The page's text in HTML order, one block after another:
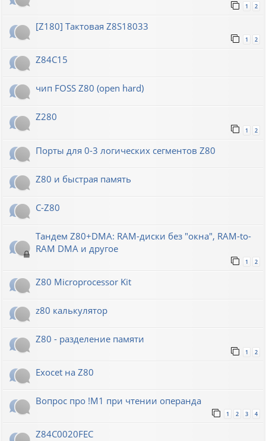
1 2
[Z180] Тактовая Z8S18033
1 2
Z84C15
чип FOSS Z80 (open hard)
Z280
1 2
Порты для 0-3 логических сегментов Z80
Z80 и быстрая память
C-Z80
Тандем Z80+DMA: RAM-диски без "окна", RAM-to-
RAM DMA и другое
1 2
Z80 Microprocessor Kit
z80 калькулятор
Z80 - разделение памяти
1 2
Exocet на Z80
Вопрос про !M1 при чтении операнда
1 2 3 4
Z84C0020FEC